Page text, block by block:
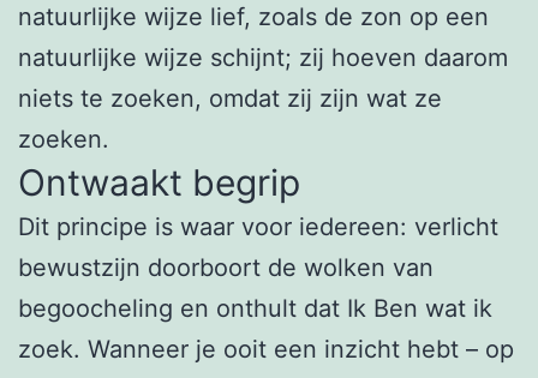
natuurlijke wijze lief, zoals de zon op een
natuurlijke wijze schijnt; zij hoeven daarom
niets te zoeken, omdat zij zijn wat ze
zoeken.
Ontwaakt begrip
Dit principe is waar voor iedereen: verlicht
bewustzijn doorboort de wolken van
begoocheling en onthult dat Ik Ben wat ik
zoek. Wanneer je ooit een inzicht hebt – op